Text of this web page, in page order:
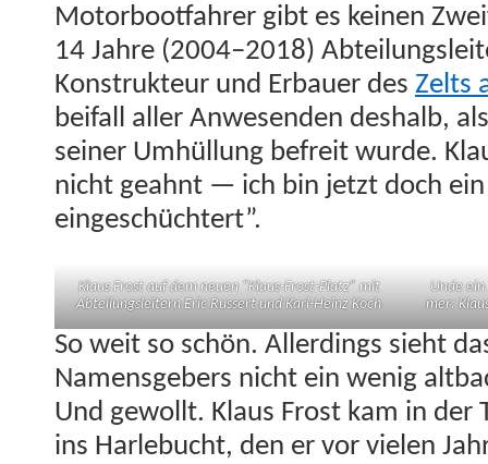
Motor­boot­fahrer gibt es keinen
14 Jahre (2004–2018)
Kon­struk­teur und Erbauer des Zelts
beifall aller Anwe­senden deshalb,
sein­er Umhül­lung befre­it wurde.
nicht geah­nt — ich bin jet­zt doch
eingeschüchtert”.
Klaus Frost auf dem neuen “Klaus-Frost-Platz” mit
Abteilungsleit­ern Eric Russert und Karl-Heinz Koch
Unde
mer:
So weit so schön. Allerd­ings sieht
Namensge­bers nicht ein wenig
Und gewollt. Klaus Frost kam in der
ins Harlebucht, den er vor vie­len